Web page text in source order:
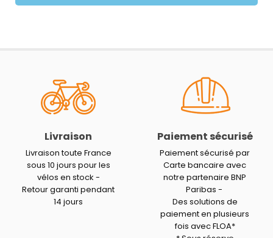
Livraison
Livraison toute France
sous 10 jours pour les
vélos en stock -
Retour garanti pendant
14 jours
Paiement sécurisé
Paiement sécurisé par
Carte bancaire avec
notre partenaire BNP
Paribas -
Des solutions de
paiement en plusieurs
fois avec FLOA*